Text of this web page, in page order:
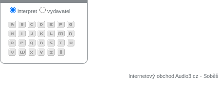
interpret vydavatel
Internetový obchod Audio3.cz -